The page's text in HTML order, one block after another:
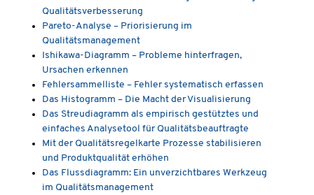
Qualitätsverbesserung
Pareto-Analyse – Priorisierung im
Qualitätsmanagement
Ishikawa-Diagramm – Probleme hinterfragen,
Ursachen erkennen
Fehlersammelliste – Fehler systematisch erfassen
Das Histogramm – Die Macht der Visualisierung
Das Streudiagramm als empirisch gestütztes und
einfaches Analysetool für Qualitätsbeauftragte
Mit der Qualitätsregelkarte Prozesse stabilisieren
und Produktqualität erhöhen
Das Flussdiagramm: Ein unverzichtbares Werkzeug
im Qualitätsmanagement